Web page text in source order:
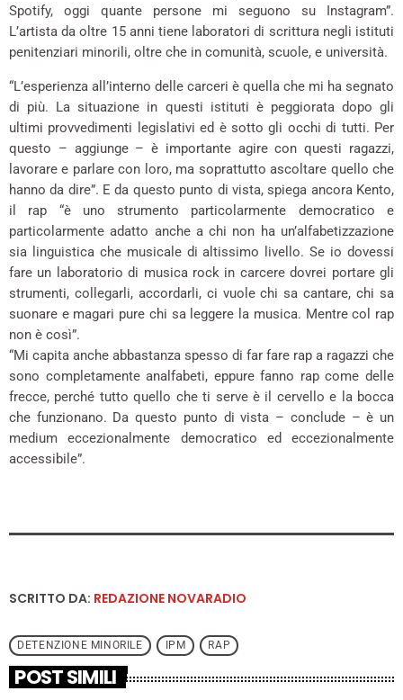
Spotify, oggi quante persone mi seguono su Instagram”.
L’artista da oltre 15 anni tiene laboratori di scrittura negli istituti
penitenziari minorili, oltre che in comunità, scuole, e università.
“L’esperienza all’interno delle carceri è quella che mi ha segnato
di più. La situazione in questi istituti è peggiorata dopo gli
ultimi provvedimenti legislativi ed è sotto gli occhi di tutti. Per
questo – aggiunge – è importante agire con questi ragazzi,
lavorare e parlare con loro, ma soprattutto ascoltare quello che
hanno da dire”. E da questo punto di vista, spiega ancora Kento,
il rap “è uno strumento particolarmente democratico e
particolarmente adatto anche a chi non ha un’alfabetizzazione
sia linguistica che musicale di altissimo livello. Se io dovessi
fare un laboratorio di musica rock in carcere dovrei portare gli
strumenti, collegarli, accordarli, ci vuole chi sa cantare, chi sa
suonare e magari pure chi sa leggere la musica. Mentre col rap
non è così”.
“Mi capita anche abbastanza spesso di far fare rap a ragazzi che
sono completamente analfabeti, eppure fanno rap come delle
frecce, perché tutto quello che ti serve è il cervello e la bocca
che funzionano. Da questo punto di vista – conclude – è un
medium eccezionalmente democratico ed eccezionalmente
accessibile”.
SCRITTO DA: REDAZIONE NOVARADIO
DETENZIONE MINORILE IPM RAP
POST SIMILI